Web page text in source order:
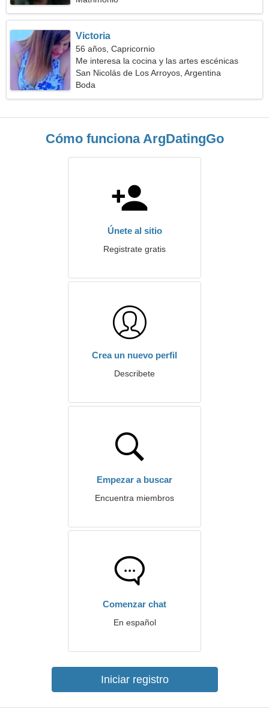
Victoria
56 años, Capricornio
Me interesa la cocina y las artes escénicas
San Nicolás de Los Arroyos, Argentina
Boda
Cómo funciona ArgDatingGo
Únete al sitio
Registrate gratis
Crea un nuevo perfil
Describete
Empezar a buscar
Encuentra miembros
Comenzar chat
En español
Iniciar registro